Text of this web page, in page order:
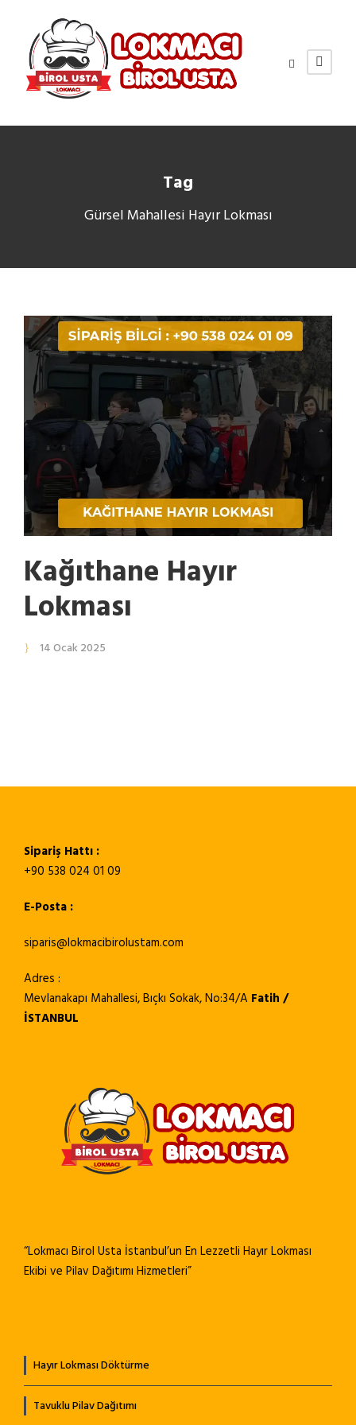
Tag
Gürsel Mahallesi Hayır Lokması
Kağıthane Hayır
Lokması
14 Ocak 2025
Sipariş Hattı :
+90 538 024 01 09
E-Posta :
siparis@lokmacibirolustam.com
Adres :
Mevlanakapı Mahallesi, Bıçkı Sokak, No:34/A Fatih /
İSTANBUL
“Lokmacı Birol Usta İstanbul’un En Lezzetli Hayır Lokması
Ekibi ve Pilav Dağıtımı Hizmetleri”
Hayır Lokması Döktürme
Tavuklu Pilav Dağıtımı